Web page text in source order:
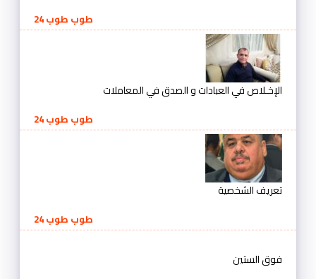
طوب طوب 24
الإخـلاص في العبادات و الصدق في المعاملات
طوب طوب 24
تعريف الشخصية
طوب طوب 24
فوق الستين